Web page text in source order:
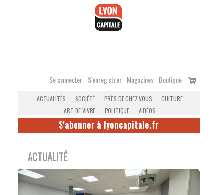
Se connecter S’enregistrer Magazines Boutique
Voir
ACTUALITÉS SOCIÉTÉ PRÈS DE CHEZ VOUS
CULTURE
ART DE VIVRE
POLITIQUE VIDÉOS
S'abonner à lyoncapitale.fr
ACTUALITÉ